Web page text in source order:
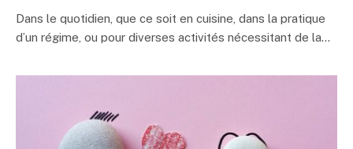
Dans le quotidien, que ce soit en cuisine, dans la pratique
d’un régime, ou pour diverses activités nécessitant de la…